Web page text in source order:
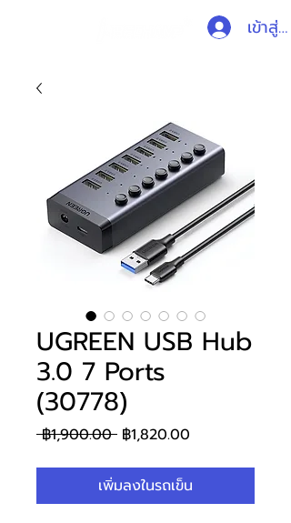
เข้าสู่ร
UGREEN USB Hub
3.0 7 Ports
(30778)
฿1,900.00 ราคา
฿1,820.00
ลด
เพิ่มลงในรถเข็น